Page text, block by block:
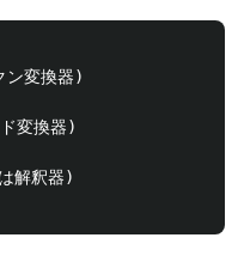
ン変換器)
変換器)
解釈器)